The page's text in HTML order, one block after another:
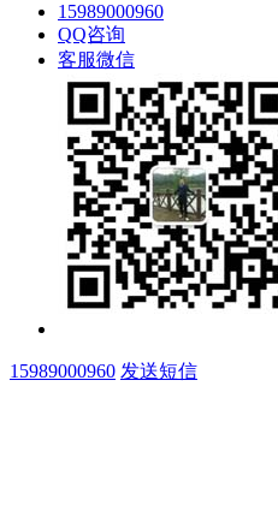
15989000960
QQ咨询
客服微信
15989000960 发送短信